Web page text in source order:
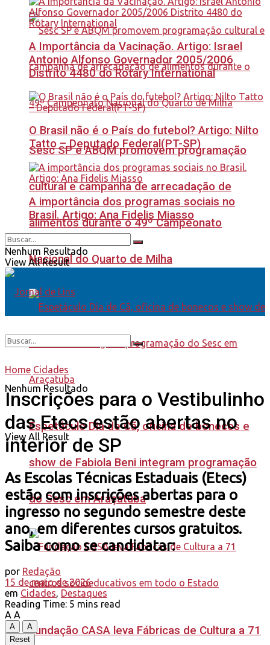
Sesc SP e ABQM promovem programação
cultural e campanha de arrecadação de
alimentos durante o 49º Campeonato
Nacional do Quarto de Milha
Espetáculo Dia de Cã, oficina de bonecos e
show de Fabiola Beni integram programação
do Sesc em Araçatuba
Fundação CASA leva Fábricas de Cultura a 71
A Importância da Vacinação. Artigo: Israel
Antonio Alfonso Governador 2005/2006
Distrito 4480 do Rotary International
O Brasil não é o País do futebol? Artigo: Nilto
Tatto – Deputado Federal(PT-SP)
A importância dos programas sociais no
Brasil. Artigo: Ana Fidelis Miasso
Nenhum Resultado
View All Result
Nenhum Resultado
View All Result
Home Cidades
Inscrições para o Vestibulinho
das Etecs estão abertas no
interior de SP
As Escolas Técnicas Estaduais (Etecs)
estão com inscrições abertas para o
ingresso no segundo semestre deste
ano, em diferentes cursos gratuitos.
Saiba como se candidatar:
por Redação
15 de maio de 2026
em Cidades, Destaques
Reading Time: 5 mins read
A A
A
A
Reset